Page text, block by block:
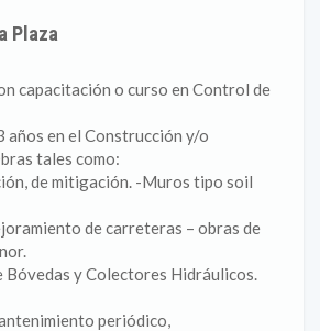
Plaza
capacitación o curso en Control de
años en el Construcción y/o
tales como:
de mitigación. -Muros tipo soil
de carreteras – obras de
Bóvedas y Colectores Hidráulicos.
periódico,